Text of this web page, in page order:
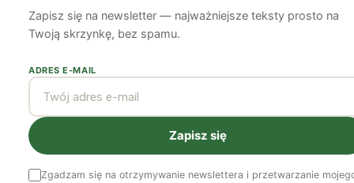
Redakcja20 kwietnia 20263 min czytania
Zapisz się na newsletter — najważniejsze teksty prosto na
Twoją skrzynkę, bez spamu.
ADRES E-MAIL
Zapisz się
Zgadzam się na otrzymywanie newslettera i przetwarzanie